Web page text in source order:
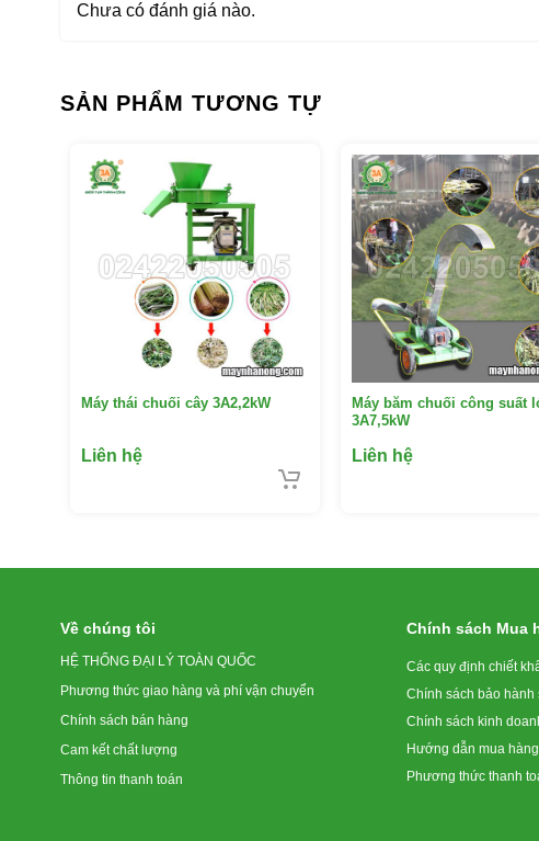
Hình ảnh máy thái cây chuối dạng hạt 3A2,2Kw
Tính năng ưu việt của máy thái
Nguyên liệu đầu vào đa dạng
Máy thái cây chuối đa năng
3A2,2kW hỗ trợ đa dạng
phẩm nông nghiệp như thân ngô… cho đến các loại cây
có độ xốp lớn, mọng nước và đường kính lớn lên đến
ra thành những mảnh nhỏ có kích cỡ tiêu chuẩn.
Chưa có đánh giá nào.
SẢN PHẨM TƯƠNG TỰ
Máy thái chuối cây 3A2,2kW
Liên hệ
Máy băm chuối công suất
3A7,5kW
Liên hệ
Về chúng tôi
HỆ THỐNG ĐẠI LÝ TOÀN QUỐC
Phương thức giao hàng và phí vận chuyển
Chính sách bán hàng
Cam kết chất lượng
Thông tin thanh toán
Chính sách Mua
Các quy định chiết
Chính sách bảo hành
Chính sách kinh
Hướng dẫn mua
Phương thức thanh